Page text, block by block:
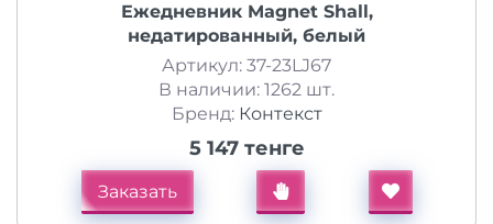
Ежедневник Magnet Shall,
недатированный, белый
Артикул: 37-23LJ67
В наличии: 1262 шт.
Бренд: Контекст
5 147 тенге
Заказать